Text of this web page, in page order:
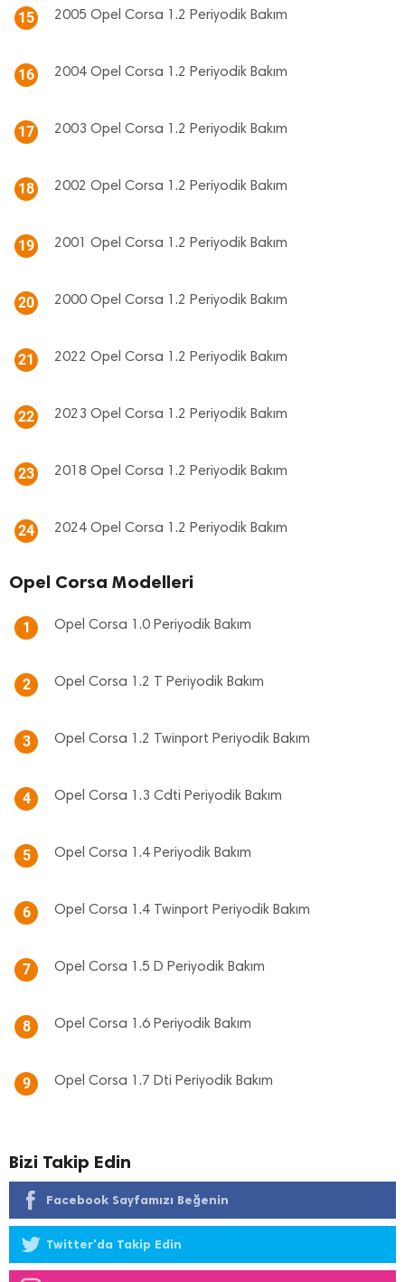
15 2005 Opel Corsa 1.2 Periyodik Bakım
16 2004 Opel Corsa 1.2 Periyodik Bakım
17 2003 Opel Corsa 1.2 Periyodik Bakım
18 2002 Opel Corsa 1.2 Periyodik Bakım
19 2001 Opel Corsa 1.2 Periyodik Bakım
20 2000 Opel Corsa 1.2 Periyodik Bakım
21 2022 Opel Corsa 1.2 Periyodik Bakım
22 2023 Opel Corsa 1.2 Periyodik Bakım
23 2018 Opel Corsa 1.2 Periyodik Bakım
24 2024 Opel Corsa 1.2 Periyodik Bakım
Opel Corsa Modelleri
1 Opel Corsa 1.0 Periyodik Bakım
2 Opel Corsa 1.2 T Periyodik Bakım
3 Opel Corsa 1.2 Twinport Periyodik Bakım
4 Opel Corsa 1.3 Cdti Periyodik Bakım
5 Opel Corsa 1.4 Periyodik Bakım
6 Opel Corsa 1.4 Twinport Periyodik Bakım
7 Opel Corsa 1.5 D Periyodik Bakım
8 Opel Corsa 1.6 Periyodik Bakım
9 Opel Corsa 1.7 Dti Periyodik Bakım
Bizi Takip Edin
Facebook Sayfamızı Beğenin
Twitter'da Takip Edin